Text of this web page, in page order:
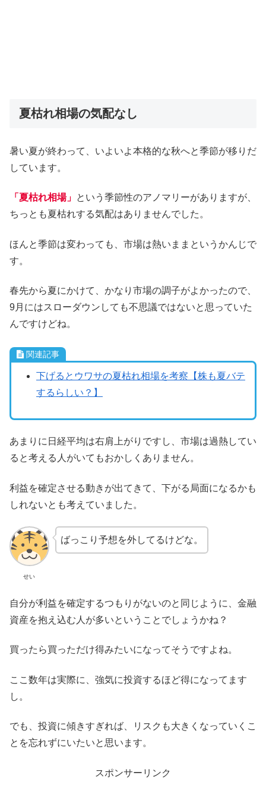
夏枯れ相場の気配なし
暑い夏が終わって、いよいよ本格的な秋へと季節が移りだ
しています。
「夏枯れ相場」 という季節性のアノマリーがありますが、
ちっとも夏枯れする気配はありませんでした。
ほんと季節は変わっても、市場は熱いままというかんじで
す。
春先から夏にかけて、かなり市場の調子がよかったので、
9月にはスローダウンしても不思議ではないと思っていた
んですけどね。
関連記事
下げるとウワサの夏枯れ相場を考察【株も夏バテ
するらしい？】
あまりに日経平均は右肩上がりですし、市場は過熱してい
ると考える人がいてもおかしくありません。
利益を確定させる動きが出てきて、下がる局面になるかも
しれないとも考えていました。
せい
ばっこり予想を外してるけどな。
自分が利益を確定するつもりがないのと同じように、金融
資産を抱え込む人が多いということでしょうかね？
買ったら買っただけ得みたいになってそうですよね。
ここ数年は実際に、強気に投資するほど得になってます
し。
でも、投資に傾きすぎれば、リスクも大きくなっていくこ
とを忘れずにいたいと思います。
スポンサーリンク